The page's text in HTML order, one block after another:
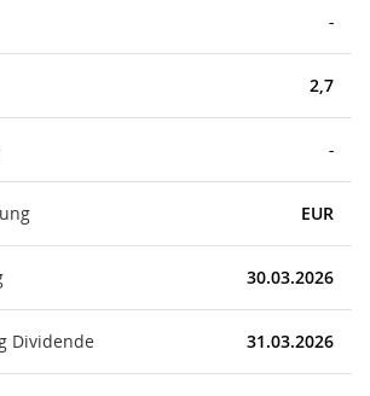
-
2,7
-
EUR
30.03.2026
Dividende 31.03.2026